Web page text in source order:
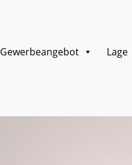
Gewerbeangebot Lage